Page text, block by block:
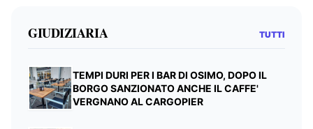
GIUDIZIARIA TUTTI
TEMPI DURI PER I BAR DI OSIMO, DOPO IL
BORGO SANZIONATO ANCHE IL CAFFE'
VERGNANO AL CARGOPIER